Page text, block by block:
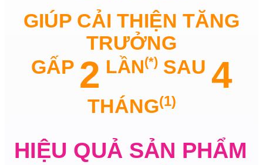
GIÚP CẢI THIỆN TĂNG
TRƯỞNG
GẤP 2 LẦN(*)SAU 4
THÁNG(1)
HIỆU QUẢ SẢN PHẨM